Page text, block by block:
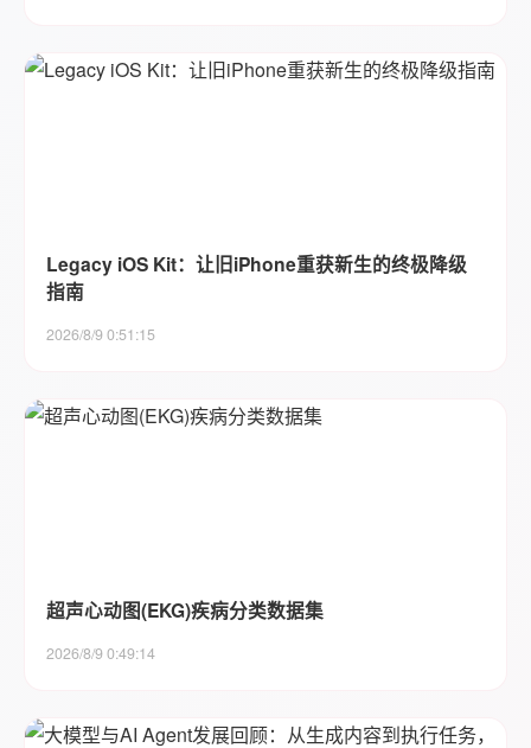
Legacy iOS Kit：让旧iPhone重获新生的终极降级
指南
2026/8/9 0:51:15
超声心动图(EKG)疾病分类数据集
2026/8/9 0:49:14